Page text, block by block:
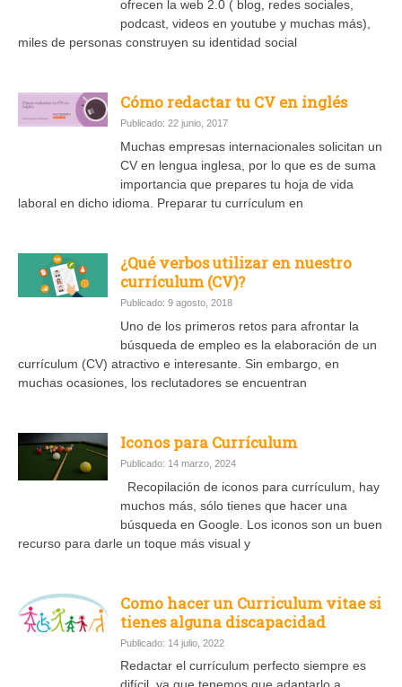
ofrecen la web 2.0 ( blog, redes sociales,
podcast, videos en youtube y muchas más),
miles de personas construyen su identidad social
Cómo redactar tu CV en inglés
Publicado: 22 junio, 2017
Muchas empresas internacionales solicitan un
CV en lengua inglesa, por lo que es de suma
importancia que prepares tu hoja de vida
laboral en dicho idioma. Preparar tu currículum en
¿Qué verbos utilizar en nuestro
currículum (CV)?
Publicado: 9 agosto, 2018
Uno de los primeros retos para afrontar la
búsqueda de empleo es la elaboración de un
currículum (CV) atractivo e interesante. Sin embargo, en
muchas ocasiones, los reclutadores se encuentran
Iconos para Currículum
Publicado: 14 marzo, 2024
Recopilación de iconos para currículum, hay
muchos más, sólo tienes que hacer una
búsqueda en Google. Los iconos son un buen
recurso para darle un toque más visual y
Como hacer un Curriculum vitae si
tienes alguna discapacidad
Publicado: 14 julio, 2022
Redactar el currículum perfecto siempre es